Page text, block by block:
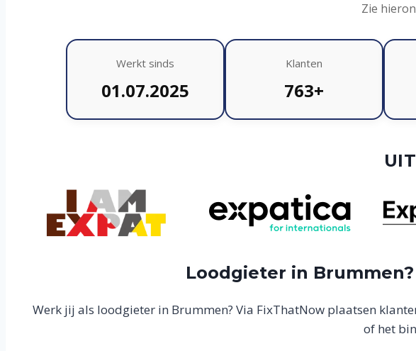
Zie
Werkt sinds
01.07.2025
Klanten
763+
Loodgieter in
Werk jij als loodgieter in Brummen? Via FixThatNow plaatsen
of het